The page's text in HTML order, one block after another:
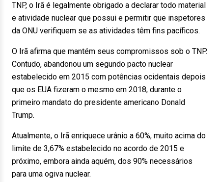
TNP, o Irã é legalmente obrigado a declarar todo material
e atividade nuclear que possui e permitir que inspetores
da ONU verifiquem se as atividades têm fins pacíficos.
O Irã afirma que mantém seus compromissos sob o TNP.
Contudo, abandonou um segundo pacto nuclear
estabelecido em 2015 com potências ocidentais depois
que os EUA fizeram o mesmo em 2018, durante o
primeiro mandato do presidente americano Donald
Trump.
Atualmente, o Irã enriquece urânio a 60%, muito acima do
limite de 3,67% estabelecido no acordo de 2015 e
próximo, embora ainda aquém, dos 90% necessários
para uma ogiva nuclear.